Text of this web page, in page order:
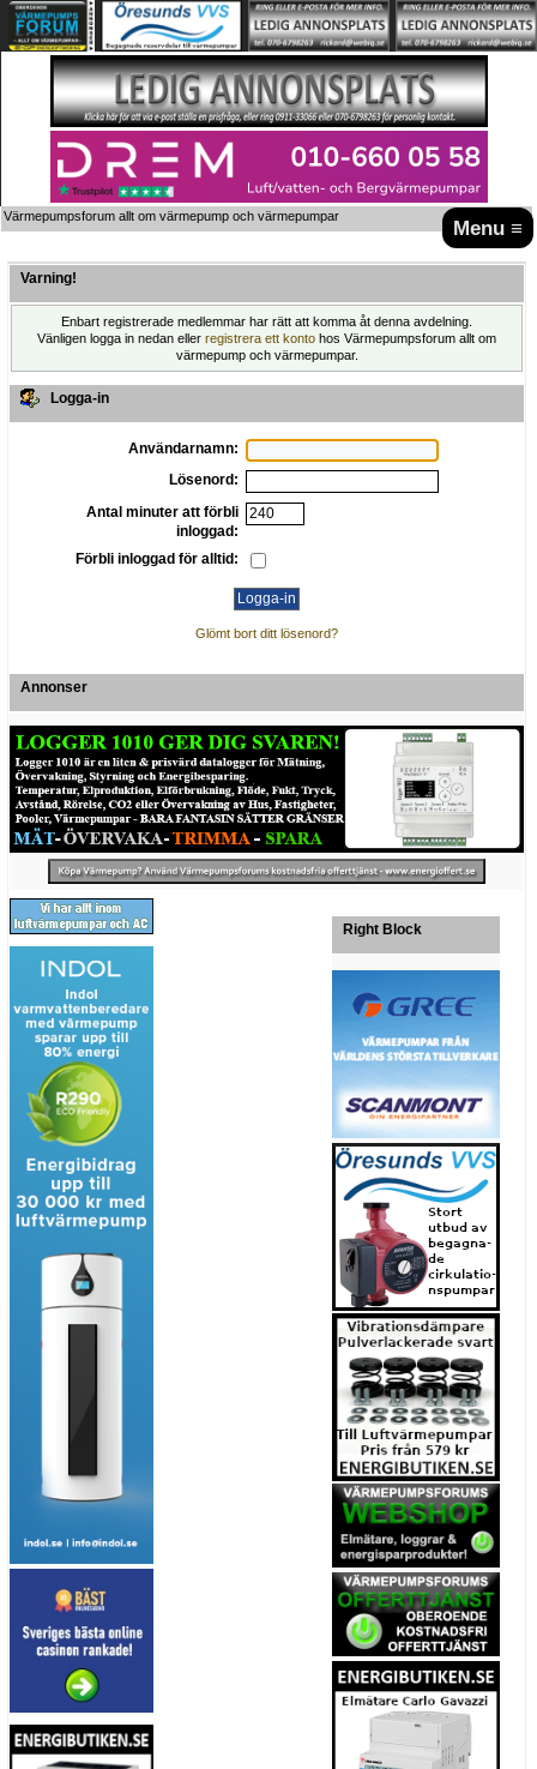
Menu ≡
Värmepumpsforum allt om värmepump och värmepumpar
Varning!
Enbart registrerade medlemmar har rätt att komma åt denna avdelning.
Vänligen logga in nedan eller registrera ett konto hos Värmepumpsforum allt om
värmepump och värmepumpar.
Logga-in
Användarnamn:
Lösenord:
Antal minuter att förbli
inloggad:
Förbli inloggad för alltid:
Glömt bort ditt lösenord?
Annonser
Right Block